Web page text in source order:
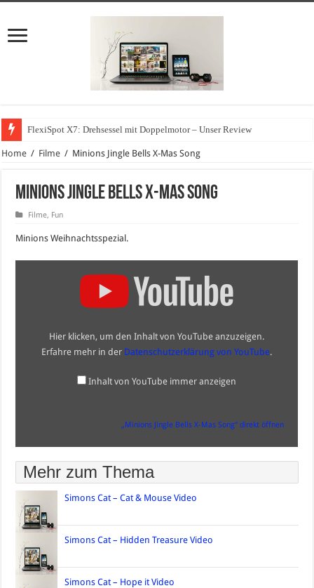
FlexiSpot X7: Drehsessel mit Doppelmotor – Unser Review
Home / Filme / Minions Jingle Bells X-Mas Song
Minions Jingle Bells X-Mas Song
Filme, Fun
Minions Weihnachtsspezial.
YouTube
anzeigen
Hier klicken, um den Inhalt von YouTube anzuzeigen.
Erfahre mehr in der Datenschutzerklärung von YouTube.
Inhalt von YouTube immer anzeigen
„Minions Jingle Bells X-Mas Song“ direkt öffnen
Mehr zum Thema
Simons Cat – Cat & Mouse Video
Simons Cat – Hidden Treasure Video
Simons Cat – Hope it Video